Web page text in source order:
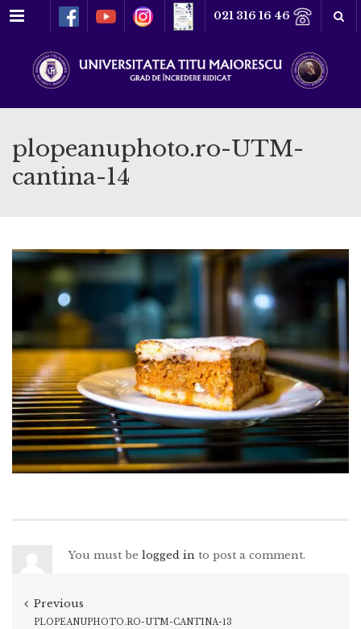
Meniu 021 316 16 46
plopeanuphoto.ro-UTM-
cantina-14
You must be logged in to post a comment.
Previous
PLOPEANUPHOTO.RO-UTM-CANTINA-13